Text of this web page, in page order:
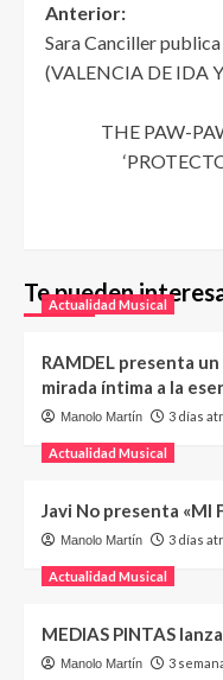
Anterior:
Sara Canciller
(VALENCIA DE IDA
THE PAW-
Te pueden
Actualidad Musical
RAMDEL presenta
mirada íntima a la
Manolo Martín 3 días
Actualidad Musical
Javi No presenta «MI
Manolo Martín 3 días
Actualidad Musical
MEDIAS PINTAS
Manolo Martín 3